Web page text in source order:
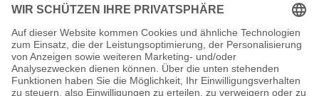
Angemeldet bleiben Anmelden
Passwort vergessen?